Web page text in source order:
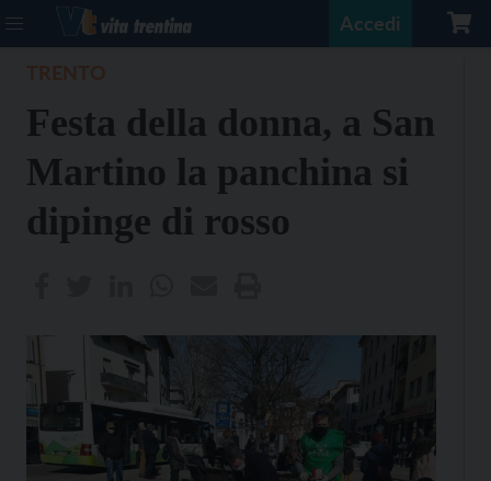
Accedi
Festa della donna, a San
Martino la panchina si
dipinge di rosso